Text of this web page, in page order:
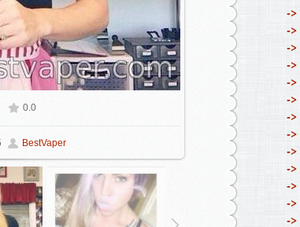
640x640
0.0
BestVaper
->
->
->
->
->
->
->
->
->
->
->
->
->